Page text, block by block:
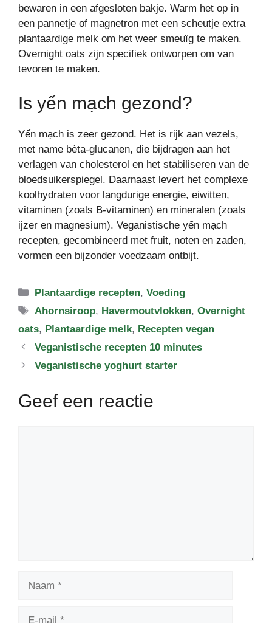
bewaren in een afgesloten bakje. Warm het op in
een pannetje of magnetron met een scheutje extra
plantaardige melk om het weer smeuïg te maken.
Overnight oats zijn specifiek ontworpen om van
tevoren te maken.
Is yến mạch gezond?
Yến mạch is zeer gezond. Het is rijk aan vezels,
met name bèta-glucanen, die bijdragen aan het
verlagen van cholesterol en het stabiliseren van de
bloedsuikerspiegel. Daarnaast levert het complexe
koolhydraten voor langdurige energie, eiwitten,
vitaminen (zoals B-vitaminen) en mineralen (zoals
ijzer en magnesium). Veganistische yến mạch
recepten, gecombineerd met fruit, noten en zaden,
vormen een bijzonder voedzaam ontbijt.
Categorieën
Plantaardige recepten,Voeding
Tags
Ahornsiroop, Havermoutvlokken,Overnight
oats, Plantaardige melk, Recepten vegan
Veganistische recepten 10 minutes
Veganistische yoghurt starter
Geef een reactie